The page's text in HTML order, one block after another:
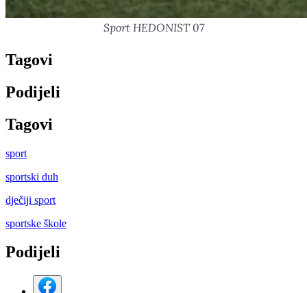
Sport HEDONIST 07
Tagovi
Podijeli
Tagovi
sport
sportski duh
dječiji sport
sportske škole
Podijeli